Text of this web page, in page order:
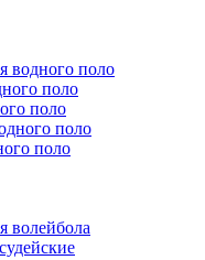
водного поло
поло
поло
поло
поло
волейбола